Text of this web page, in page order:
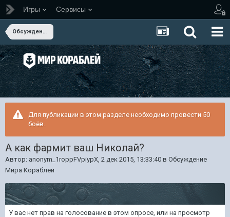
Игры Сервисы
Обсуждение Мира Кораблей
Для публикации в этом разделе необходимо провести 50
боёв.
А как фармит ваш Николай?
Автор: anonym_1roppFVpiypX, 2 дек 2015, 13:33:40 в Обсуждение
Мира Кораблей
У вас нет прав на голосование в этом опросе, или на просмотр